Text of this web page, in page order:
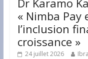
Dr Karamo
« Nimba
l’inclusion
croissance »
24 juillet 2026